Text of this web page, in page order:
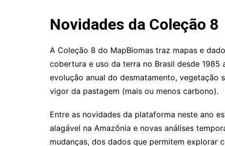
Novidades da Coleção 8
A Coleção 8 do MapBiomas traz mapas e
cobertura e uso da terra no Brasil desde
evolução anual do desmatamento, vegetação
vigor da pastagem (mais ou menos carbono).
Entre as novidades da plataforma neste ano
alagável na Amazônia e novas análises
mudanças, dos dados que permitem explorar